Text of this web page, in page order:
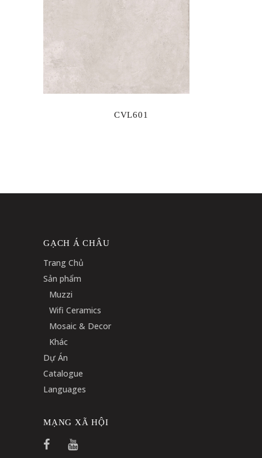
CVL601
GẠCH Á CHÂU
Trang Chủ
Sản phẩm
Muzzi
Wifi Ceramics
Mosaic & Decor
Khác
Dự Án
Catalogue
Languages
MẠNG XÃ HỘI